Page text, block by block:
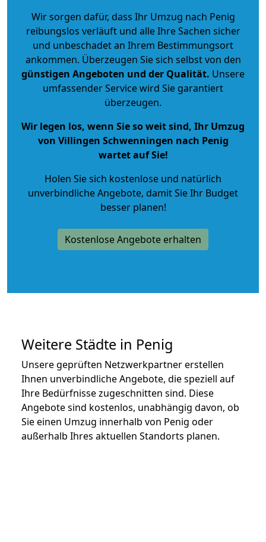
Wir sorgen dafür, dass Ihr Umzug nach Penig
reibungslos verläuft und alle Ihre Sachen sicher
und unbeschadet an Ihrem Bestimmungsort
ankommen. Überzeugen Sie sich selbst von den
günstigen Angeboten und der Qualität. Unsere
umfassender Service wird Sie garantiert
überzeugen.
Wir legen los, wenn Sie so weit sind, Ihr Umzug
von Villingen Schwenningen nach Penig
wartet auf Sie!
Holen Sie sich kostenlose und natürlich
unverbindliche Angebote, damit Sie Ihr Budget
besser planen!
Kostenlose Angebote erhalten
Weitere Städte in Penig
Unsere geprüften Netzwerkpartner erstellen
Ihnen unverbindliche Angebote, die speziell auf
Ihre Bedürfnisse zugeschnitten sind. Diese
Angebote sind kostenlos, unabhängig davon, ob
Sie einen Umzug innerhalb von Penig oder
außerhalb Ihres aktuellen Standorts planen.